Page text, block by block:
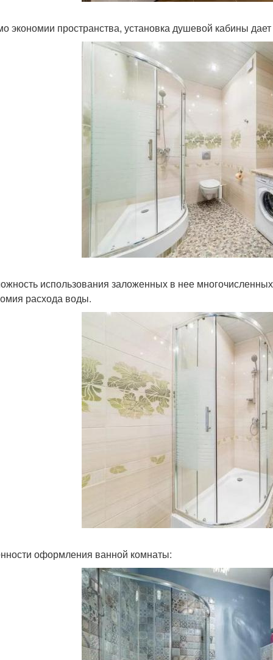
экономии пространства, установка душевой кабины
использования заложенных в нее
расхода воды.
оформления ванной комнаты: